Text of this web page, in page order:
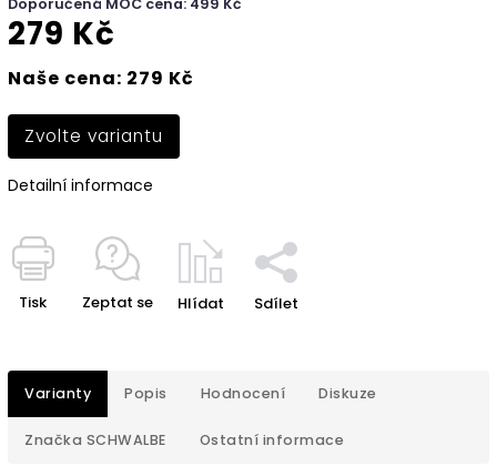
Doporučená MOC cena: 499 Kč
279 Kč
Naše cena: 279 Kč
Zvolte variantu
Detailní informace
Tisk Zeptat se Hlídat Sdílet
Varianty Popis Hodnocení Diskuze
Značka SCHWALBE Ostatní informace